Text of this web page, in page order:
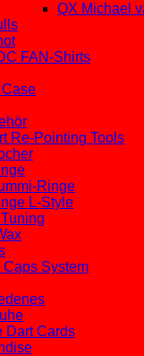
QX Michael
FAN-Shirts
Re-Pointing Tools
Ringe
L-Style
System
Dart Cards